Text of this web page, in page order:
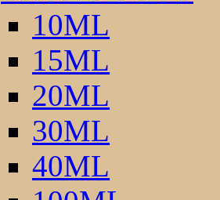
10ML
15ML
20ML
30ML
40ML